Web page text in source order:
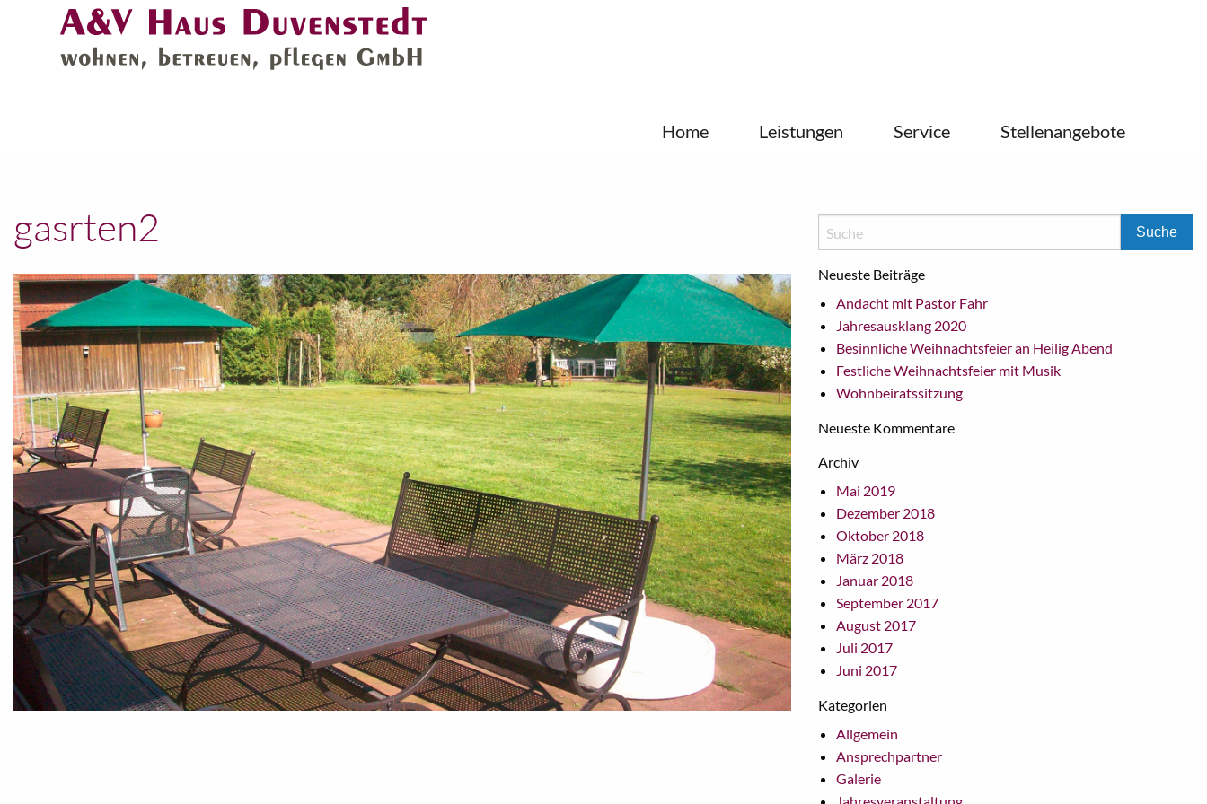
Home Leistungen Service Stellenangebote
gasrten2
Neueste Beiträge
Andacht mit Pastor Fahr
Jahresausklang 2020
Besinnliche Weihnachtsfeier an Heilig Abend
Festliche Weihnachtsfeier mit Musik
Wohnbeiratssitzung
Neueste Kommentare
Archiv
Mai 2019
Dezember 2018
Oktober 2018
März 2018
Januar 2018
September 2017
August 2017
Juli 2017
Juni 2017
Kategorien
Allgemein
Ansprechpartner
Galerie